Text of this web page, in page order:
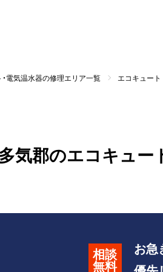
電気温水器の修理エリア一覧 エコキュート
気郡のエコキュー
相談
無料
お急